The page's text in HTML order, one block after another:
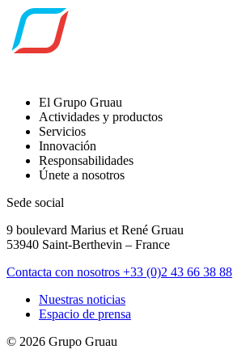
El Grupo Gruau
Actividades y productos
Servicios
Innovación
Responsabilidades
Únete a nosotros
Sede social
9 boulevard Marius et René Gruau
53940 Saint-Berthevin – France
Contacta con nosotros +33 (0)2 43 66 38 88
Nuestras noticias
Espacio de prensa
© 2026 Grupo Gruau